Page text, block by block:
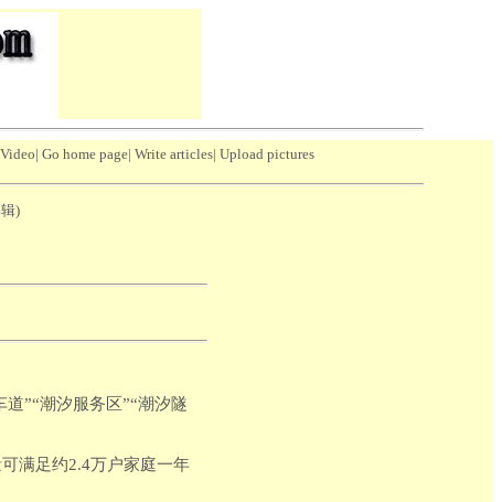
| Go home page| Write articles| Upload pictures
)
”“潮汐服务区”“潮汐隧
满足约2.4万户家庭一年